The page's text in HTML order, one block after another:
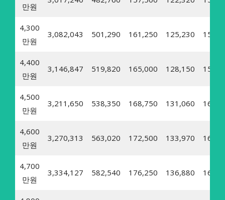
만원
4,300
만원
3,082,043 501,290 161,250 125,230
4,400
만원
3,146,847 519,820 165,000 128,150
4,500
만원
3,211,650 538,350 168,750 131,060
4,600
만원
3,270,313 563,020 172,500 133,970
4,700
만원
3,334,127 582,540 176,250 136,880